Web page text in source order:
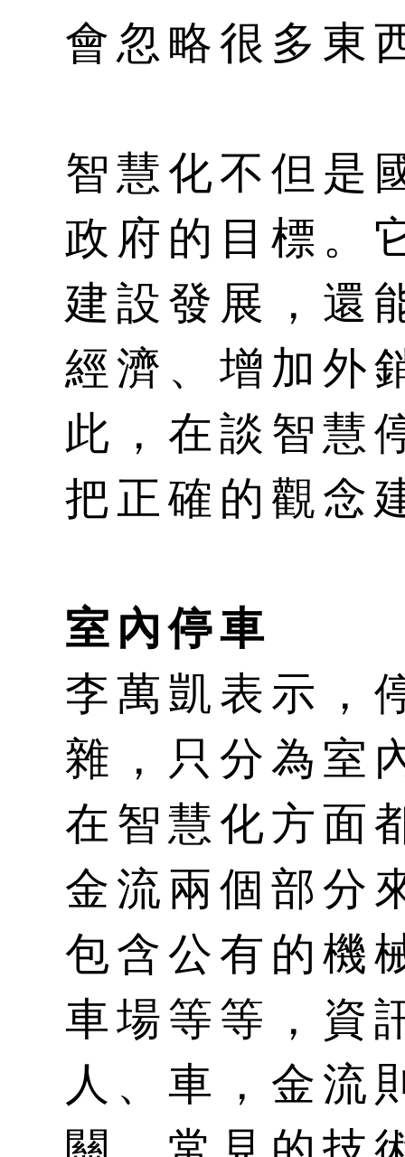
會忽略很多東
智慧化不但是
政府的目標。
建設發展，還
經濟、增加外
此，在談智慧
把正確的觀念
室內停車
李萬凱表示，
雜，只分為室
在智慧化方面
金流兩個部分
包含公有的機
車場等等，資
人、車，金流